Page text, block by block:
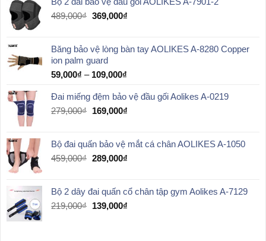
109,000₫.
489,000₫ Giá
489,000₫.
369,000₫Giá
là:
Băng bảo vệ lòng bàn tay AOLIKES A-8280 Copper
ion palm guard
59,000₫ – 109,000₫
từ
59,000₫
Đai miếng đệm bảo vệ đầu gối Aolikes A-0219
279,000₫ Giá
279,000₫.
169,000₫Giá
là:
169,000₫.
Bộ đai quấn bảo vệ mắt cá chân AOLIKES A-1050
459,000₫ Giá
459,000₫.
289,000₫Giá
là:
289,000₫.
Bộ 2 dây đai quấn cổ chân tập gym Aolikes A-7129
219,000₫ Giá
139,000₫Giá